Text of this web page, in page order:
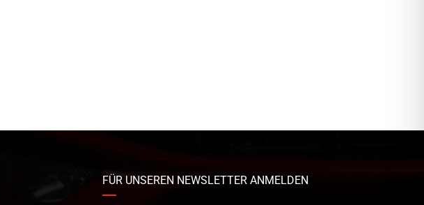
FÜR UNSEREN NEWSLETTER ANMELDEN